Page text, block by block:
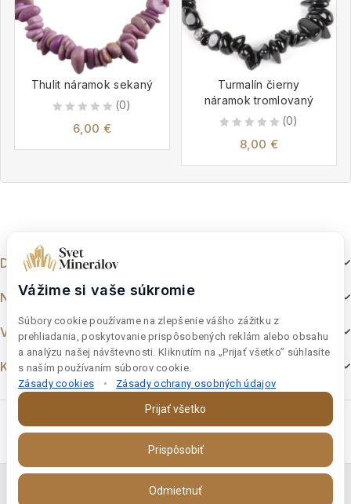
Thulit náramok sekaný
(0)
6,00 €
Turmalín čierny
náramok tromlovaný
(0)
8,00 €
Dokumenty
Nakupovanie
Výber z e-shopu
Kontakt
IČO:46997181 DIČ:SK 2023693386
Vážime si vaše súkromie
Súbory cookie používame na zlepšenie vášho zážitku z
prehliadania, poskytovanie prispôsobených reklám alebo obsahu
a analýzu našej návštevnosti. Kliknutím na „Prijať všetko” súhlasíte
s naším používaním súborov cookie.
Zásady cookies
• Zásady ochrany osobných údajov
Prispôsobiť
Odmietnuť
Prijať všetko